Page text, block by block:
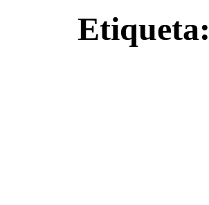
Etiqueta: